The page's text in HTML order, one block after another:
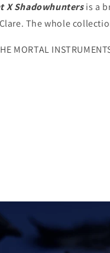
X Shadowhuntersis a
Clare. The whole
MORTAL